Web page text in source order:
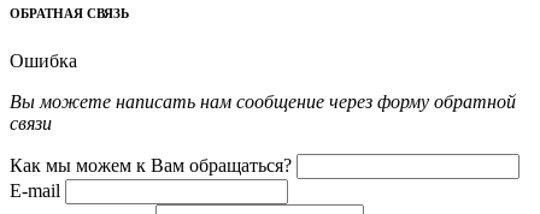
ОБРАТНАЯ СВЯЗЬ
Ошибка
Вы можете написать нам сообщение через форму обратной
связи
Как мы можем к Вам обращаться?
E-mail